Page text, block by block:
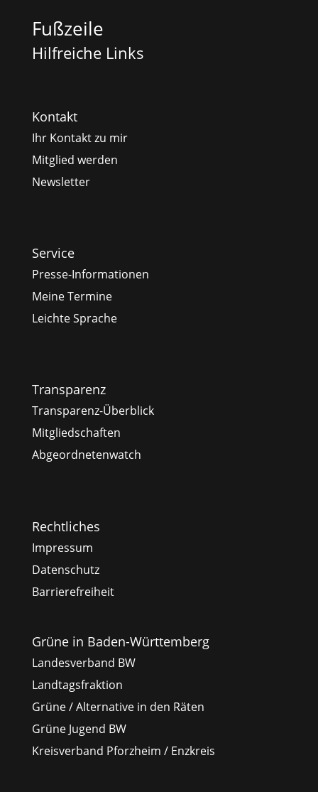
Fußzeile
Hilfreiche Links
Kontakt
Ihr Kontakt zu mir
Mitglied werden
Newsletter
Service
Presse-Informationen
Meine Termine
Leichte Sprache
Transparenz
Transparenz-Überblick
Mitgliedschaften
Abgeordnetenwatch
Rechtliches
Impressum
Datenschutz
Barrierefreiheit
Grüne in Baden-Württemberg
Landesverband BW
Landtagsfraktion
Grüne / Alternative in den Räten
Grüne Jugend BW
Kreisverband Pforzheim / Enzkreis